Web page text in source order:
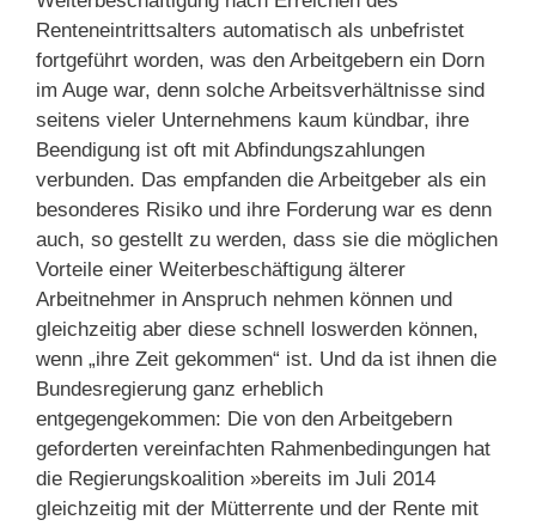
Renteneintrittsalters automatisch als unbefristet
fortgeführt worden, was den Arbeitgebern ein Dorn
im Auge war, denn solche Arbeitsverhältnisse sind
seitens vieler Unternehmens kaum kündbar, ihre
Beendigung ist oft mit Abfindungszahlungen
verbunden. Das empfanden die Arbeitgeber als ein
besonderes Risiko und ihre Forderung war es denn
auch, so gestellt zu werden, dass sie die möglichen
Vorteile einer Weiterbeschäftigung älterer
Arbeitnehmer in Anspruch nehmen können und
gleichzeitig aber diese schnell loswerden können,
wenn „ihre Zeit gekommen“ ist. Und da ist ihnen die
Bundesregierung ganz erheblich
entgegengekommen: Die von den Arbeitgebern
geforderten vereinfachten Rahmenbedingungen hat
die Regierungskoalition »bereits im Juli 2014
gleichzeitig mit der Mütterrente und der Rente mit